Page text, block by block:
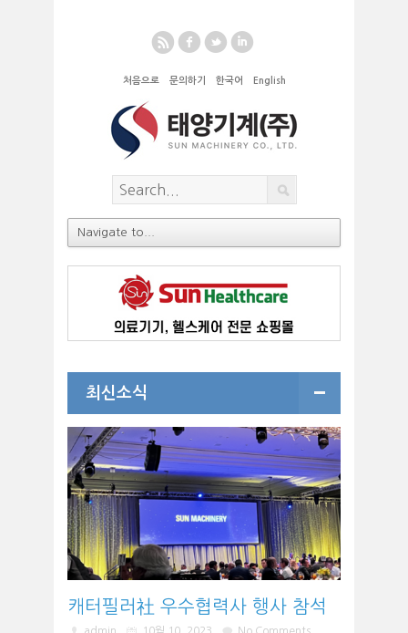
rfli
처음으로 문의하기 한국어 English
최신소식
캐터필러社 우수협력사 행사 참석